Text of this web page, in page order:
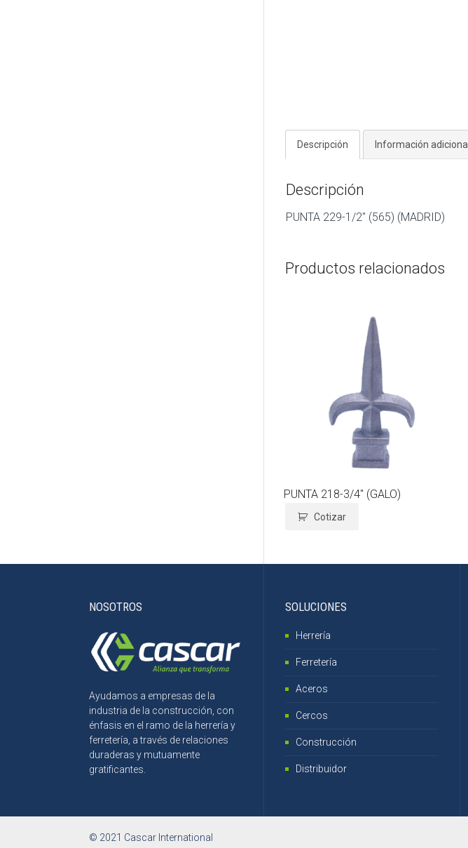
Descripción Información adicional
Descripción
PUNTA 229-1/2″ (565) (MADRID)
Productos relacionados
PUNTA 218-3/4″ (GALO)
Cotizar
NOSOTROS
Ayudamos a empresas de la
industria de la construcción, con
énfasis en el ramo de la herrería y
ferretería, a través de relaciones
duraderas y mutuamente
gratificantes.
SOLUCIONES
Herrería
Ferretería
Aceros
Cercos
Construcción
Distribuidor
© 2021 Cascar International